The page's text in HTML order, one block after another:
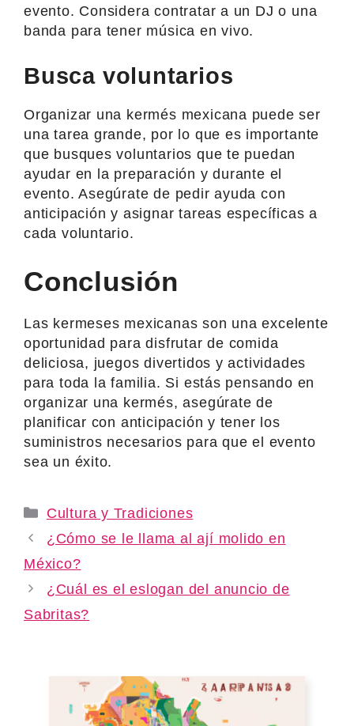
evento. Considera contratar a un DJ o una
banda para tener música en vivo.
Busca voluntarios
Organizar una kermés mexicana puede ser
una tarea grande, por lo que es importante
que busques voluntarios que te puedan
ayudar en la preparación y durante el
evento. Asegúrate de pedir ayuda con
anticipación y asignar tareas específicas a
cada voluntario.
Conclusión
Las kermeses mexicanas son una excelente
oportunidad para disfrutar de comida
deliciosa, juegos divertidos y actividades
para toda la familia. Si estás pensando en
organizar una kermés, asegúrate de
planificar con anticipación y tener los
suministros necesarios para que el evento
sea un éxito.
Categories
Cultura y Tradiciones
¿Cómo se le llama al ají molido en
México?
¿Cuál es el eslogan del anuncio de
Sabritas?